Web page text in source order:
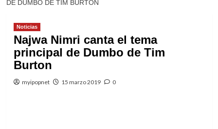
DE DUMBO DE TIM BURTON
Noticias
Najwa Nimri canta el tema
principal de Dumbo de Tim
Burton
myipopnet 15 marzo 2019 0